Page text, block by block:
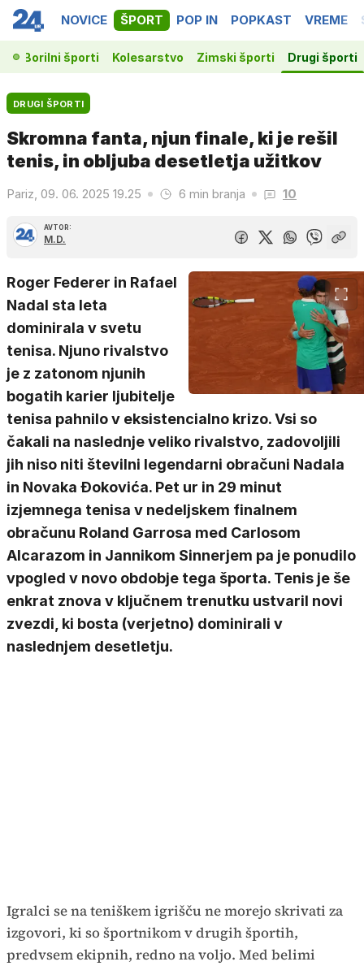
NOVICE ŠPORT POP IN POPKAST VREME
Borilni športi Kolesarstvo Zimski športi Drugi športi
DRUGI ŠPORTI
Skromna fanta, njun finale, ki je rešil
tenis, in obljuba desetletja užitkov
Pariz, 09. 06. 2025 19.25 6 min branja 10
AVTOR:
M.D.
Roger Federer in Rafael
Nadal sta leta
dominirala v svetu
tenisa. Njuno rivalstvo
je z zatonom njunih
bogatih karier ljubitelje
tenisa pahnilo v eksistencialno krizo. Vsi so
čakali na naslednje veliko rivalstvo, zadovoljili
jih niso niti številni legendarni obračuni Nadala
in Novaka Đokovića. Pet ur in 29 minut
izjemnega tenisa v nedeljskem finalnem
obračunu Roland Garrosa med Carlosom
Alcarazom in Jannikom Sinnerjem pa je ponudilo
vpogled v novo obdobje tega športa. Tenis je še
enkrat znova v ključnem trenutku ustvaril novi
zvezdi, ki bosta (verjetno) dominirali v
naslednjem desetletju.
Igralci se na teniškem igrišču ne morejo skrivati za
izgovori, ki so športnikom v drugih športih,
predvsem ekipnih, redno na voljo. Med belimi